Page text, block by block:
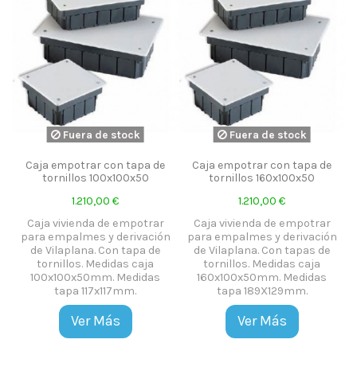
Fuera de stock
Caja empotrar con tapa de
tornillos 100x100x50
1.210,00 €
Caja vivienda de empotrar
para empalmes y derivación
de Vilaplana. Con tapa de
tornillos. Medidas caja
100x100x50mm. Medidas
tapa 117x117mm.
Ver Más
Fuera de stock
Caja empotrar con tapa de
tornillos 160x100x50
1.210,00 €
Caja vivienda de empotrar
para empalmes y derivación
de Vilaplana. Con tapas de
tornillos. Medidas caja
160x100x50mm. Medidas
tapa 189X129mm.
Ver Más